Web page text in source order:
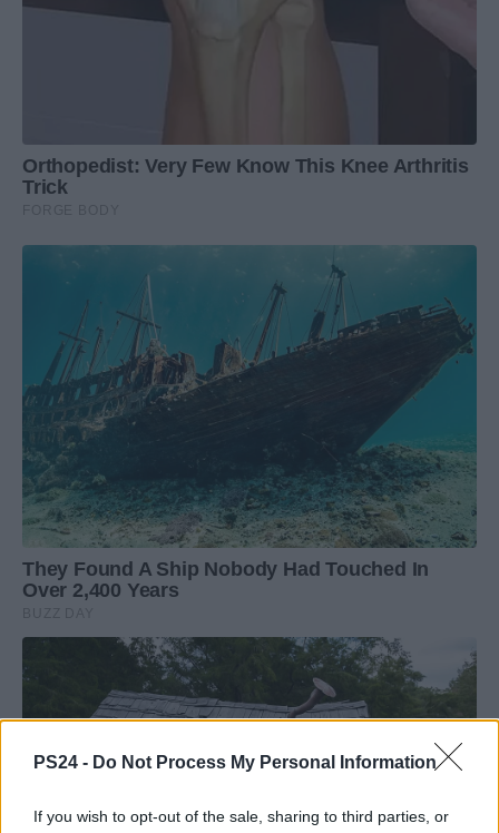
PS24 - Do Not Process My Personal Information
If you wish to opt-out of the sale, sharing to third parties, or